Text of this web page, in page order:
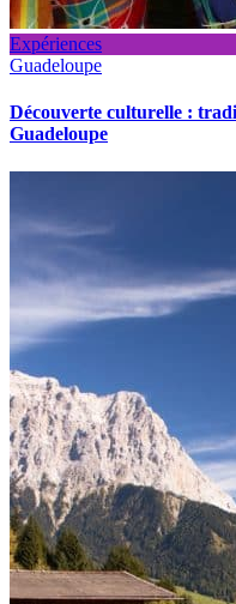
Expériences
Guadeloupe
Découverte culturelle :
Guadeloupe